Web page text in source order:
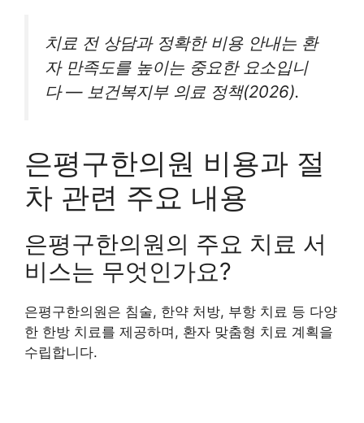
치료 전 상담과 정확한 비용 안내는 환
자 만족도를 높이는 중요한 요소입니
다 — 보건복지부 의료 정책(2026).
은평구한의원 비용과 절
차 관련 주요 내용
은평구한의원의 주요 치료 서
비스는 무엇인가요?
은평구한의원은 침술, 한약 처방, 부항 치료 등 다양
한 한방 치료를 제공하며, 환자 맞춤형 치료 계획을
수립합니다.